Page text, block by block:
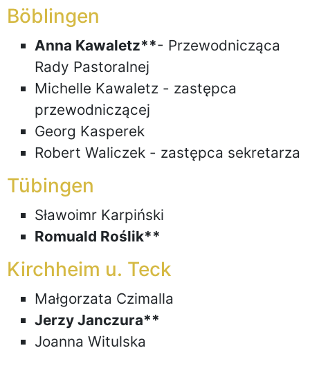
Böblingen
Anna Kawaletz**- Przewodnicząca
Rady Pastoralnej
Michelle Kawaletz - zastępca
przewodniczącej
Georg Kasperek
Robert Waliczek - zastępca sekretarza
Tübingen
Sławoimr Karpiński
Romuald Roślik**
Kirchheim u. Teck
Małgorzata Czimalla
Jerzy Janczura**
Joanna Witulska